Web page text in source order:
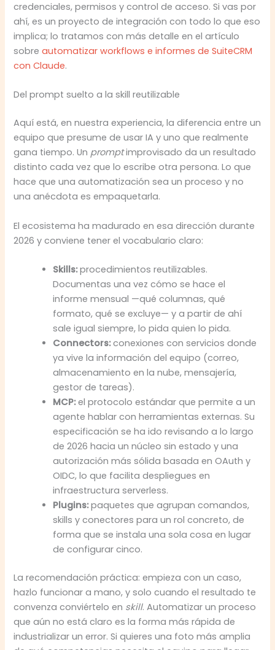
credenciales, permisos y control de acceso. Si vas por
ahí, es un proyecto de integración con todo lo que eso
implica; lo tratamos con más detalle en el artículo
sobreautomatizar workflows e informes de SuiteCRM
con Claude.
Del prompt suelto a la skill reutilizable
Aquí está, en nuestra experiencia, la diferencia entre un
equipo que presume de usar IA y uno que realmente
gana tiempo. Un promptimprovisado da un resultado
distinto cada vez que lo escribe otra persona. Lo que
hace que una automatización sea un proceso y no
una anécdota es empaquetarla.
El ecosistema ha madurado en esa dirección durante
2026 y conviene tener el vocabulario claro:
Skills:procedimientos reutilizables.
Documentas una vez cómo se hace el
informe mensual —qué columnas, qué
formato, qué se excluye— y a partir de ahí
sale igual siempre, lo pida quien lo pida.
Connectors:conexiones con servicios donde
ya vive la información del equipo (correo,
almacenamiento en la nube, mensajería,
gestor de tareas).
MCP:el protocolo estándar que permite a un
agente hablar con herramientas externas. Su
especificación se ha ido revisando a lo largo
de 2026 hacia un núcleo sin estado y una
autorización más sólida basada en OAuth y
OIDC, lo que facilita despliegues en
infraestructura serverless.
Plugins:paquetes que agrupan comandos,
skills y conectores para un rol concreto, de
forma que se instala una sola cosa en lugar
de configurar cinco.
La recomendación práctica: empieza con un caso,
hazlo funcionar a mano, y solo cuando el resultado te
convenza conviértelo en skill. Automatizar un proceso
que aún no está claro es la forma más rápida de
industrializar un error. Si quieres una foto más amplia